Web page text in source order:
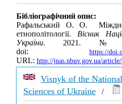
Бібліографічний опис:
Рафальський О. О.
етнополітології. Вісник
України. 2021. №
doi: https://
URL: http://jnas.nbuv.gov.ua/
Visnyk of the
Sciences of Ukraine /